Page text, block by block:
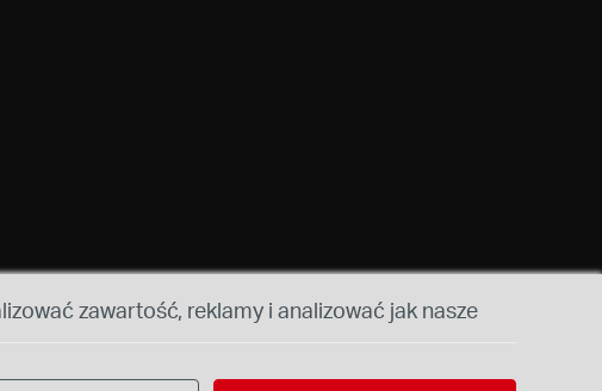
zawartość, reklamy i analizować jak nasze